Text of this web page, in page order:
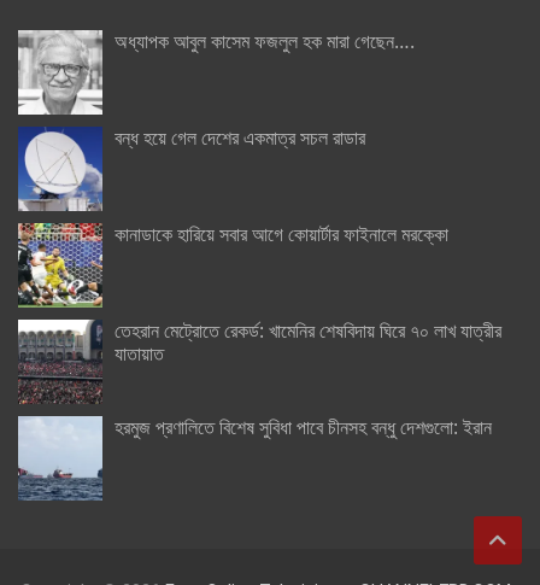
অধ্যাপক আবুল কাসেম ফজলুল হক মারা গেছেন….
বন্ধ হয়ে গেল দেশের একমাত্র সচল রাডার
কানাডাকে হারিয়ে সবার আগে কোয়ার্টার ফাইনালে মরক্কো
তেহরান মেট্রোতে রেকর্ড: খামেনির শেষবিদায় ঘিরে ৭০ লাখ যাত্রীর
যাতায়াত
হরমুজ প্রণালিতে বিশেষ সুবিধা পাবে চীনসহ বন্ধু দেশগুলো: ইরান